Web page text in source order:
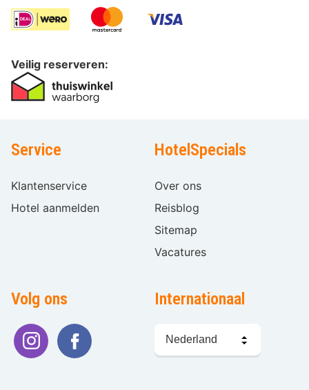
Veilig reserveren:
Service
Klantenservice
Hotel aanmelden
HotelSpecials
Over ons
Reisblog
Sitemap
Vacatures
Volg ons Internationaal
kiezen